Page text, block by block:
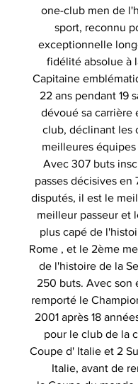
one-club men de
sport, reconnu
exceptionnelle
fidélité absolue à
Capitaine
22 ans pendant 19
dévoué sa carrière
club, déclinant les
meilleures équipes
Avec 307 buts
passes décisives en
disputés, il est le
meilleur passeur et
plus capé de
Rome , et le 2ème
de l'histoire de la
250 buts. Avec son
remporté le
2001 après 18
pour le club de la
Coupe d' Italie et 2
Italie, avant de